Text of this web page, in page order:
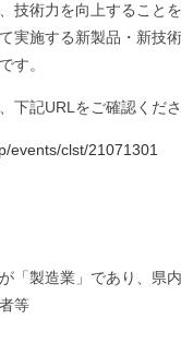
技術力を向上すること
実施する新製品・新技
す。
下記URLをご確認くださ
events/clst/21071301
製造業」であり、県内
等